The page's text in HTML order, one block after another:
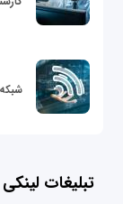
تبلیغات لینکی